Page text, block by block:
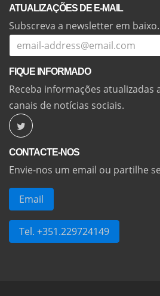
ATUALIZAÇÕES DE E-MAIL
Subscreva a newsletter em baixo.
FIQUE INFORMADO
Receba informações atualizadas
canais de notícias sociais.
CONTACTE-NOS
Envie-nos um email ou partilhe
Email
Tel. +351.229724149